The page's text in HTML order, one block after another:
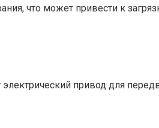
что может привести к
привод для